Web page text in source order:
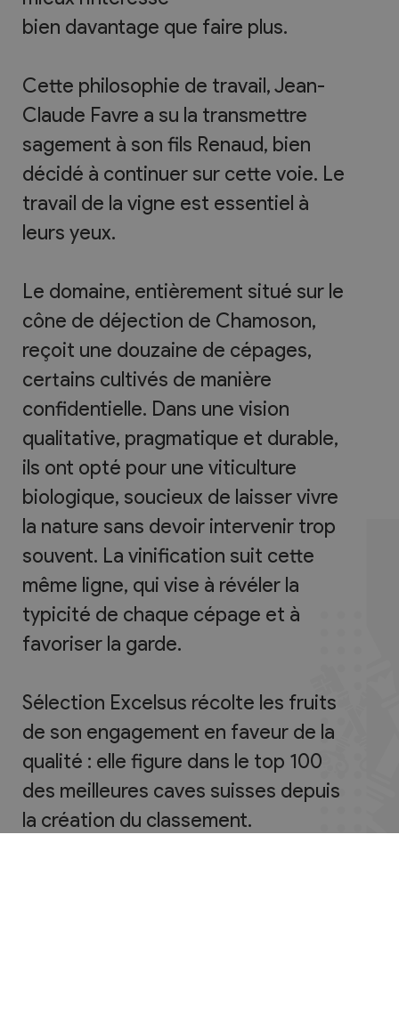
bien davantage que faire plus.
Cette philosophie de travail, Jean-
Claude Favre a su la transmettre
sagement à son fils Renaud, bien
décidé à continuer sur cette voie. Le
travail de la vigne est essentiel à
leurs yeux.
Le domaine, entièrement situé sur le
cône de déjection de Chamoson,
reçoit une douzaine de cépages,
certains cultivés de manière
confidentielle. Dans une vision
qualitative, pragmatique et durable,
ils ont opté pour une viticulture
biologique, soucieux de laisser vivre
la nature sans devoir intervenir trop
souvent. La vinification suit cette
même ligne, qui vise à révéler la
typicité de chaque cépage et à
favoriser la garde.
Sélection Excelsus récolte les fruits
de son engagement en faveur de la
qualité : elle figure dans le top 100
des meilleures caves suisses depuis
la création du classement.